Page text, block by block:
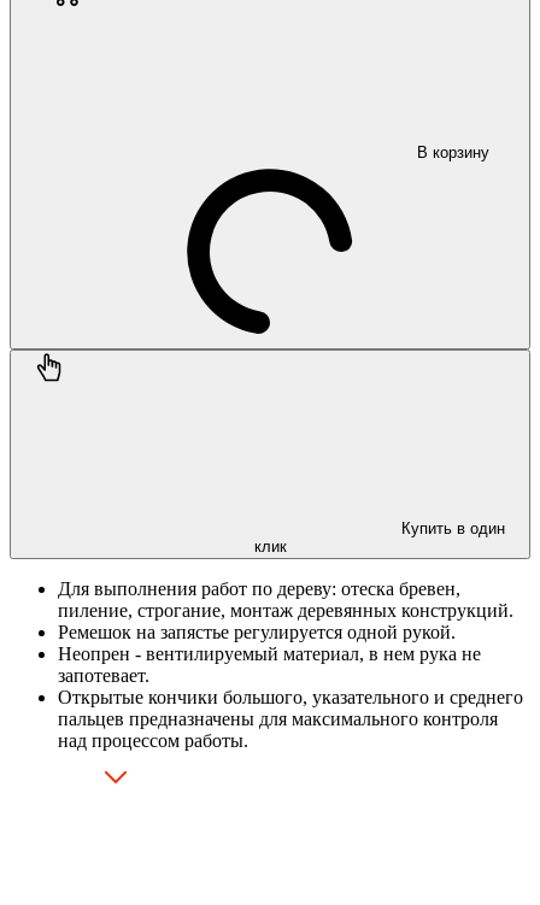
В корзину
Купить в один
клик
Для выполнения работ по дереву: отеска бревен,
пиление, строгание, монтаж деревянных конструкций.
Ремешок на запястье регулируется одной рукой.
Неопрен - вентилируемый материал, в нем рука не
запотевает.
Открытые кончики большого, указательного и среднего
пальцев предназначены для максимального контроля
над процессом работы.